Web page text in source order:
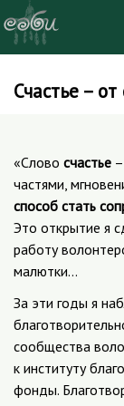
SkipСчастье –
«Слово счастье
частями,
способ стать
Это открытие я
работу
малютки…
За эти годы я
сообщества
к институту
фонды.